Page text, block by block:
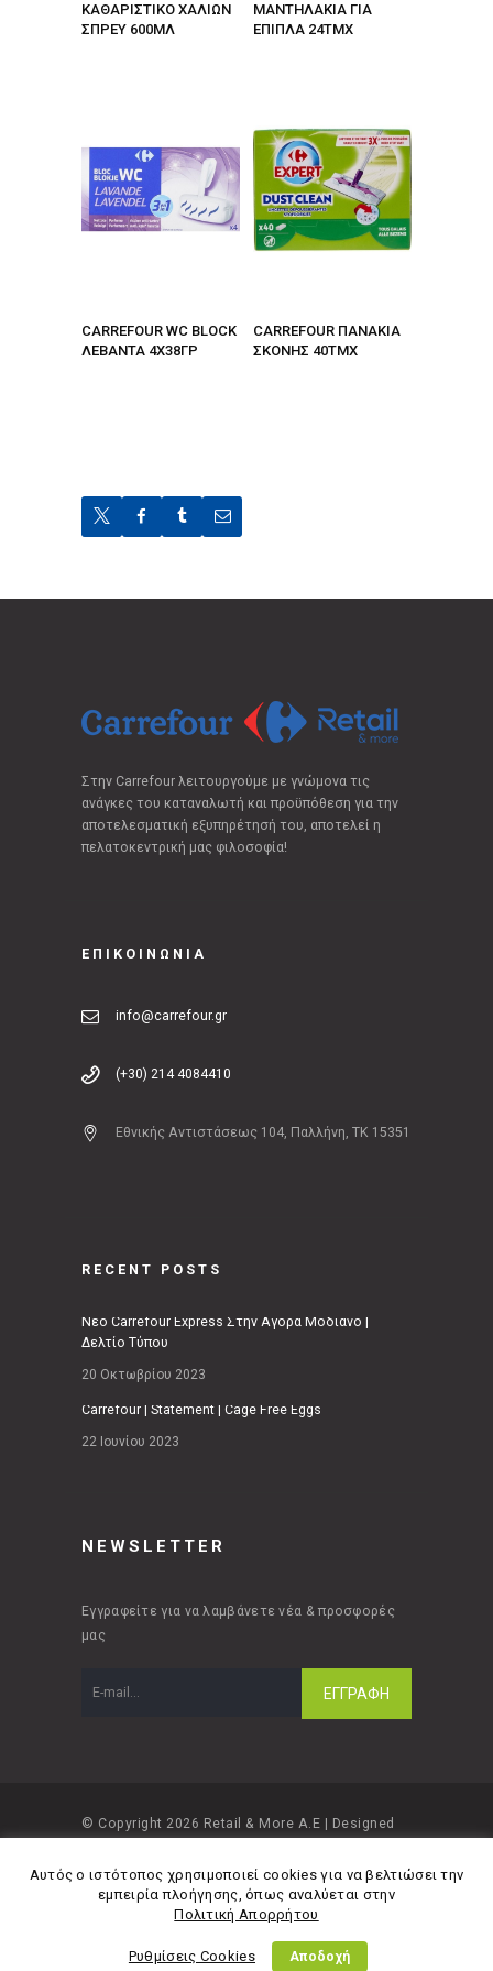
ΚΑΘΑΡΙΣΤΙΚΟ ΧΑΛΙΩΝ
ΣΠΡΕΥ 600ΜΛ
ΜΑΝΤΗΛΑΚΙΑ ΓΙΑ
ΕΠΙΠΛΑ 24ΤΜΧ
CARREFOUR WC BLOCK
ΛΕΒΑΝΤΑ 4Χ38ΓΡ
CARREFOUR ΠΑΝΑΚΙΑ
ΣΚΟΝΗΣ 40ΤΜΧ
Στην Carrefour λειτουργούμε με γνώμονα τις
ανάγκες του καταναλωτή και προϋπόθεση για την
αποτελεσματική εξυπηρέτησή του, αποτελεί η
πελατοκεντρική μας φιλοσοφία!
ΕΠΙΚΟΙΝΩΝΙΑ
info@carrefour.gr
(+30) 214 4084410
Εθνικής Αντιστάσεως 104, Παλλήνη, ΤΚ 15351
RECENT POSTS
Νέο Carrefour Express Στην Αγορά Μοδιάνο |
Δελτίο Τύπου
20 Οκτωβρίου 2023
Carrefour | Statement | Cage Free Eggs
22 Ιουνίου 2023
NEWSLETTER
Εγγραφείτε για να λαμβάνετε νέα & προσφορές
μας
© Copyright 2026 Retail & More A.E | Designed
Πολιτική Απορρήτου Όροι Χρήσης
Αυτός ο ιστότοπος χρησιμοποιεί cookies για να βελτιώσει την
εμπειρία πλοήγησης, όπως αναλύεται στην
Πολιτική Απορρήτου
Ρυθμίσεις Cookies Αποδοχή